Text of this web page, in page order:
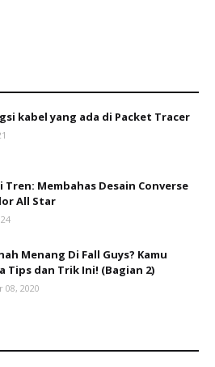
kabel yang ada di Packet Tracer
Tren: Membahas Desain Converse
All Star
Menang Di Fall Guys? Kamu
Tips dan Trik Ini! (Bagian 2)
08, 2020